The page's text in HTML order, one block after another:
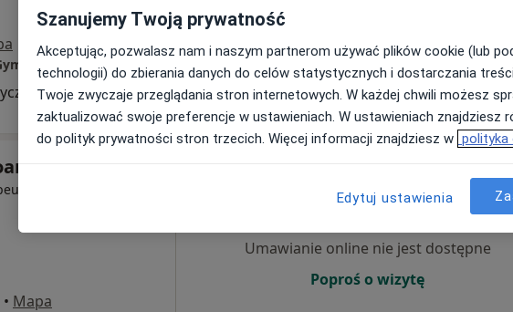
od 100 zł
Mendak
• Mapa
11 Sie
Umawianie online nie jest dostępne
Poproś o wizytę
Szanujemy Twoją prywatność
Akceptując, pozwalasz nam i naszym partnerom używać plików cookie (lub
technologii) do zbierania danych do celów statystycznych i dostarczania
Twoje zwyczaje przeglądania stron internetowych. W każdej chwili możesz
zaktualizować swoje preferencje w ustawieniach. W ustawieniach znajdziesz
do polityk prywatności stron trzecich. Więcej informacji znajdziesz w polityka
Edytuj ustawienia